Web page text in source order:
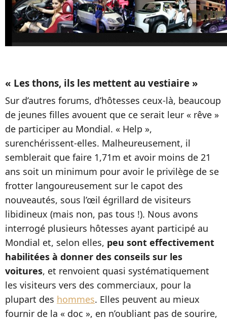
« Les thons, ils les mettent au vestiaire »
Sur d’autres forums, d’hôtesses ceux-là, beaucoup
de jeunes filles avouent que ce serait leur « rêve »
de participer au Mondial. « Help »,
surenchérissent-elles. Malheureusement, il
semblerait que faire 1,71m et avoir moins de 21
ans soit un minimum pour avoir le privilège de se
frotter langoureusement sur le capot des
nouveautés, sous l’œil égrillard de visiteurs
libidineux (mais non, pas tous !). Nous avons
interrogé plusieurs hôtesses ayant participé au
Mondial et, selon elles, peu sont effectivement
habilitées à donner des conseils sur les
voitures, et renvoient quasi systématiquement
les visiteurs vers des commerciaux, pour la
plupart des hommes. Elles peuvent au mieux
fournir de la « doc », en n’oubliant pas de sourire,